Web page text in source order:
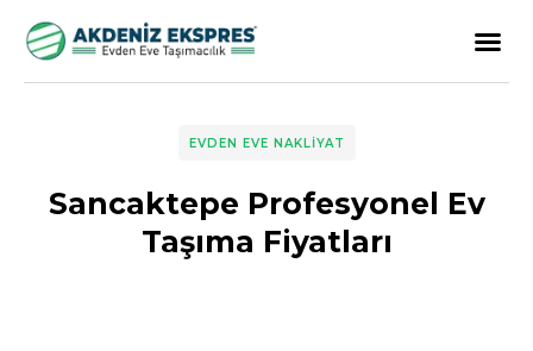
EVDEN EVE NAKLIYAT
Sancaktepe Profesyonel Ev
Taşıma Fiyatları